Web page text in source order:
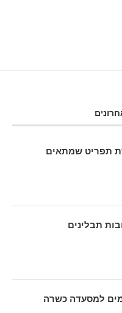
תפריט שמתאים
תבלינים
למסעדה כשרה